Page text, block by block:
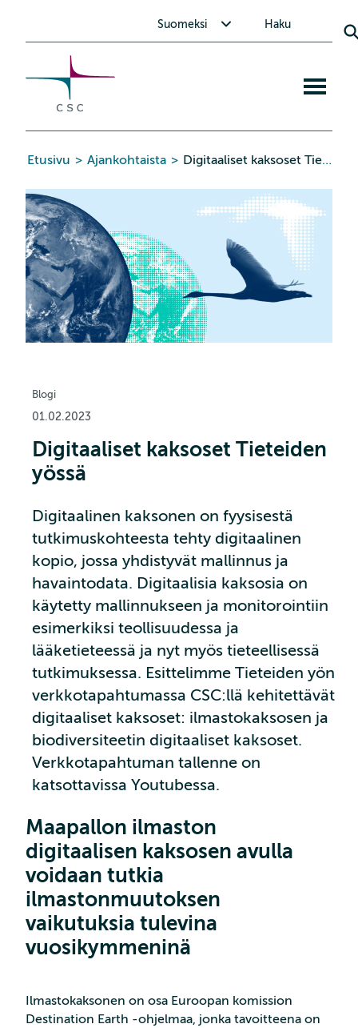
Suomeksi Haku
Etusivu > Ajankohtaista > Digitaaliset kaksoset Tieteiden yössä
Blogi
01.02.2023
Digitaaliset kaksoset Tieteiden
yössä
Digitaalinen kaksonen on fyysisestä
tutkimuskohteesta tehty digitaalinen
kopio, jossa yhdistyvät mallinnus ja
havaintodata. Digitaalisia kaksosia on
käytetty mallinnukseen ja monitorointiin
esimerkiksi teollisuudessa ja
lääketieteessä ja nyt myös tieteellisessä
tutkimuksessa. Esittelimme Tieteiden yön
verkkotapahtumassa CSC:llä kehitettävät
digitaaliset kaksoset: ilmastokaksosen ja
biodiversiteetin digitaaliset kaksoset.
Verkkotapahtuman tallenne on
katsottavissa Youtubessa.
Maapallon ilmaston
digitaalisen kaksosen avulla
voidaan tutkia
ilmastonmuutoksen
vaikutuksia tulevina
vuosikymmeninä
Ilmastokaksonen on osa Euroopan komission
Destination Earth -ohjelmaa, jonka tavoitteena on